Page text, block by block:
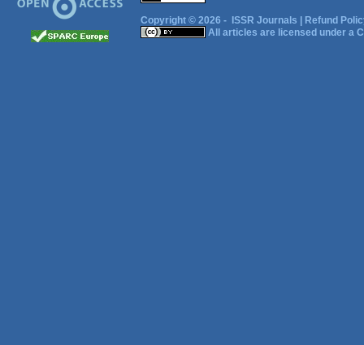
Copyright © 2026 - ISSR Journals
Refund
All articles are licensed under a